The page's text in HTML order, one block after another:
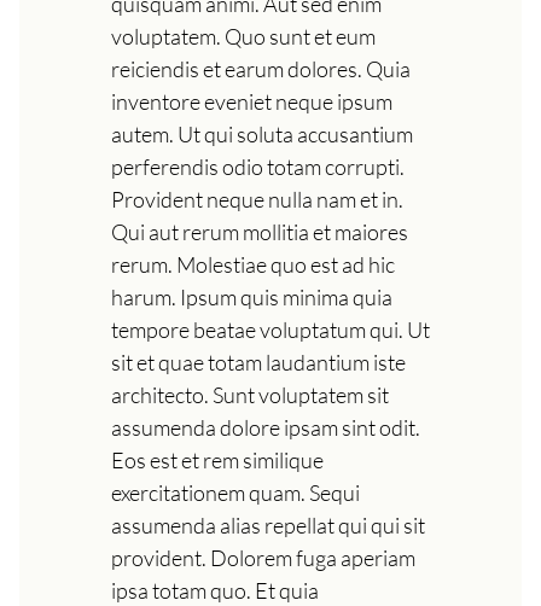
voluptatem. Quo sunt et eum
reiciendis et earum dolores. Quia
inventore eveniet neque ipsum
autem. Ut qui soluta accusantium
perferendis odio totam corrupti.
Provident neque nulla nam et in.
Qui aut rerum mollitia et maiores
rerum. Molestiae quo est ad hic
harum. Ipsum quis minima quia
tempore beatae voluptatum qui. Ut
sit et quae totam laudantium iste
architecto. Sunt voluptatem sit
assumenda dolore ipsam sint odit.
Eos est et rem similique
exercitationem quam. Sequi
assumenda alias repellat qui qui sit
provident. Dolorem fuga aperiam
ipsa totam quo. Et quia